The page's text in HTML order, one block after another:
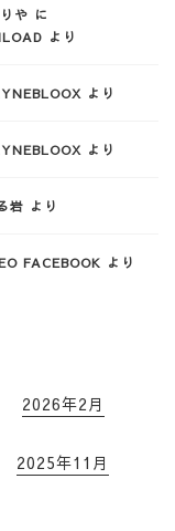
や に
より
より
より
岩 より
FACEBOOK より
2026年2月
2025年11月